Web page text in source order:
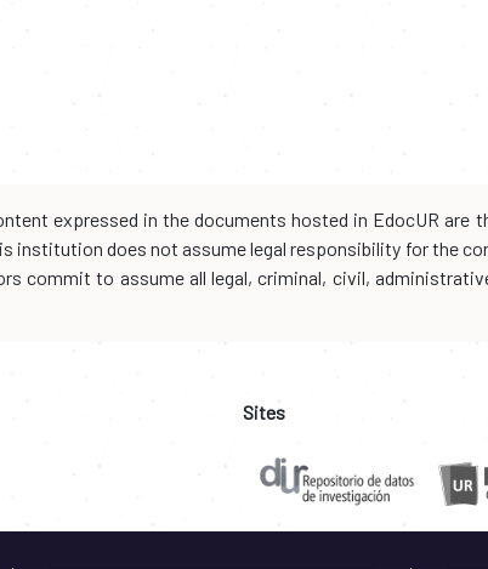
expressed in the documents hosted in EdocUR
institution does not assume legal responsibility for the
commit to assume all legal, criminal, civil,
Sites